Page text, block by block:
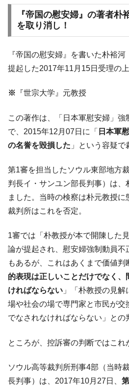
『Money1』
韓国「橋が落ちま
ぎ」では。
営業利益80.2％も減少
『Money1』
米国下院「韓国の公
する差別。許してはおかぬ
他人事のような発言。
『Money1』
韓国半導体『SKハ
業績「史上最高益」当期純利益は
塊！
Fact1
夏の甲子園、優勝校を最
府県とは？
Fact1 今話題の「楽天ライオンズ
Fact1 奇跡の毛色「白毛馬」と
Fact1
全て勝つといくら？ 競馬
える賞金とは？
Fact1 平成仮面ライダーの意外
Fact1
発表から2日で大崩壊、鳴
なスーパーリーグとは？
Fact1
日本人マスターズ挑戦の
Fact1
甲子園通算本塁打、最多
セレクトセールの高額取
『帝国の慰安婦』の著者朴
を取り消し！
『帝国の慰安婦』を書いた朴裕
提起した2017年11月15日受理の上
※ 『世宗大学』元教授
この著作は、「日本軍慰安婦」
で、2015年12月07日に「 日本軍
の名誉を毀損した 」という容疑で
第1審を担当したソウル東部地方
判長イ・サンユン部長判事）は、
ました。当時の検察は朴元教授に
裁判所はこれを否定。
1審では「朴教授が本で開陳した
論が提起され、慰安婦強制動員不
もあるが、これはあくまで価値判
的表現は正しいことだけでなく
ければならない 」「朴教授の見
場や社会の場で専門家と市民が交
でなされなければならない」との
ところが、控訴審の判断ではこれ
ソウル高等裁判所刑事4部（当時
長判事）は、2017年10月27日、